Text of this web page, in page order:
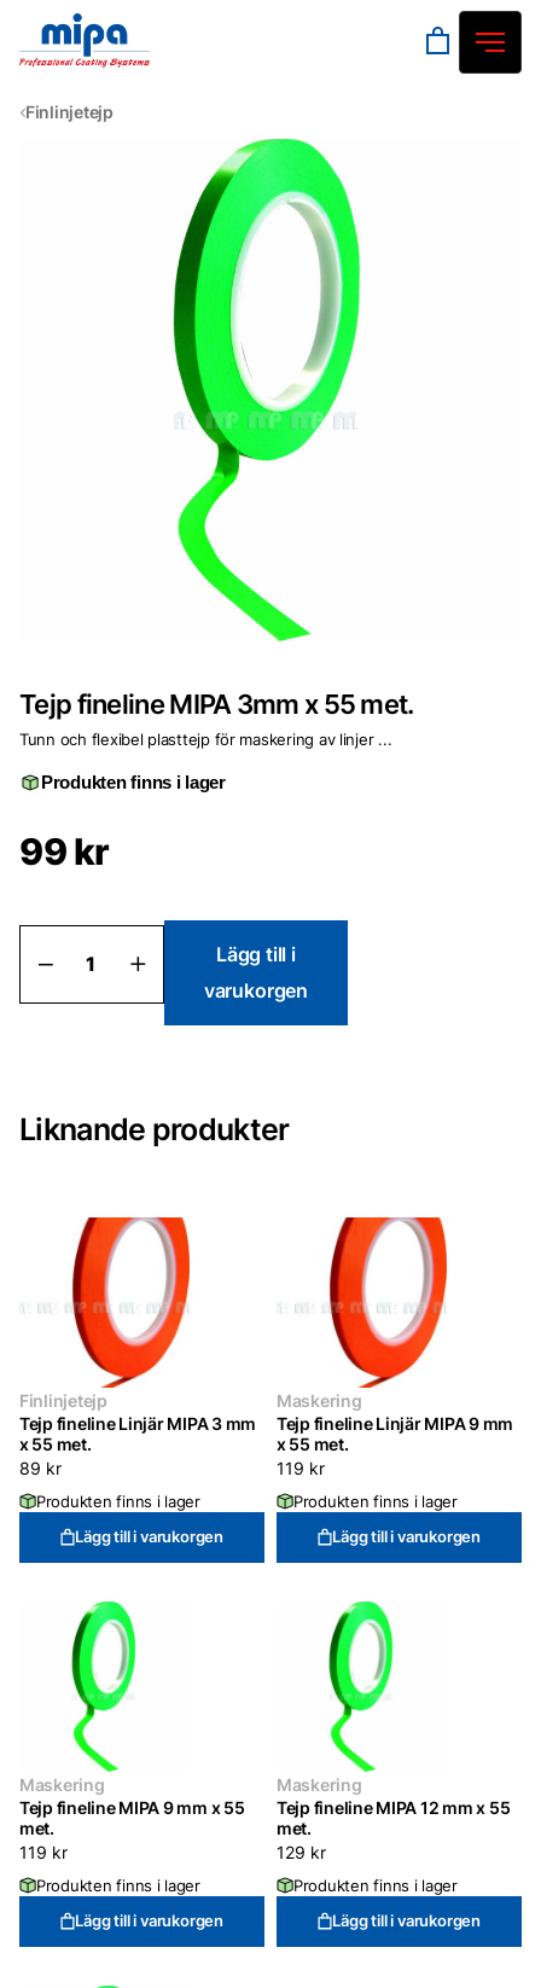
Finlinjetejp
Tejp fineline MIPA 3mm x 55 met.
Tunn och flexibel plasttejp för maskering av linjer ...
Produkten finns i lager
99kr
Tejp
fineline
MIPA
Lägg till i
varukorgen
Liknande produkter
Finlinjetejp
Tejp fineline Linjär MIPA 3 mm
x 55 met.
89 kr
Produkten finns i lager
Lägg till i varukorgen
Maskering
Tejp fineline Linjär MIPA 9 mm
x 55 met.
119 kr
Produkten finns i lager
Lägg till i varukorgen
Maskering
Tejp fineline MIPA 9 mm x 55
met.
119 kr
Produkten finns i lager
Lägg till i varukorgen
Maskering
Tejp fineline MIPA 12 mm x 55
met.
129 kr
Produkten finns i lager
Lägg till i varukorgen